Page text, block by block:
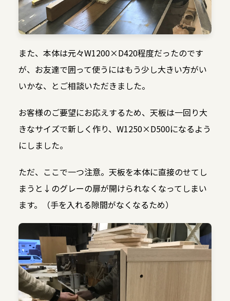
また、本体は元々W1200×D420程度だったのです
が、お友達で囲って使うにはもう少し大きい方がい
いかな、とご相談いただきました。
お客様のご要望にお応えするため、天板は一回り大
きなサイズで新しく作り、W1250×D500になるよう
にしました。
ただ、ここで一つ注意。天板を本体に直接のせてし
まうと↓のグレーの扉が開けられなくなってしまい
ます。（手を入れる隙間がなくなるため）